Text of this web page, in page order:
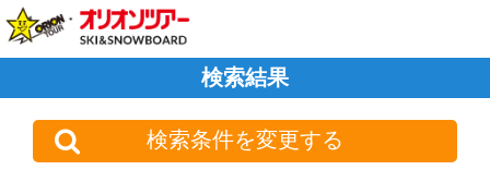
検索結果
検索条件を変更する